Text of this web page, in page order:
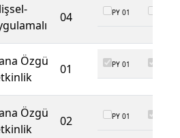
04 PY 01
Özgü
01 PY 01
Özgü
02 PY 01